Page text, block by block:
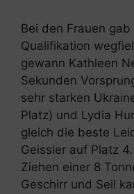
Bei den Frauen
Qualifikation
gewann Kathleen
Sekunden
sehr starken
Platz) und Lydia
gleich die beste
Geissler auf Platz
Ziehen einer 8
Geschirr und Seil